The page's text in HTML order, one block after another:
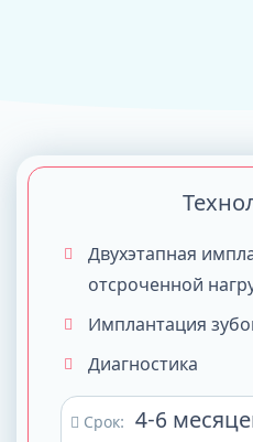
Двухэтапная
отсроченной
Имплантация
Диагностика
Срок: 4-6